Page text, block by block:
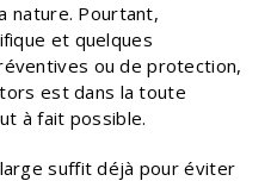
nature. Pourtant,
et quelques
ou de protection,
est dans la toute
à fait possible.
suffit déjà pour éviter